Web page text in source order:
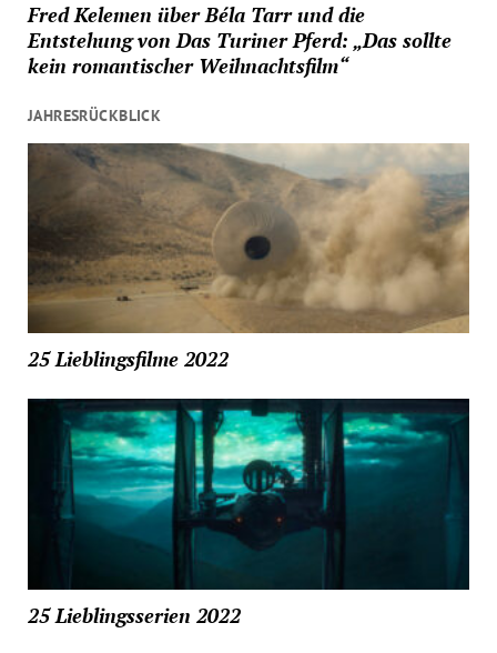
Fred Kelemen über Béla Tarr und die
Entstehung von Das Turiner Pferd: „Das sollte
kein romantischer Weihnachtsfilm“
JAHRESRÜCKBLICK
25 Lieblingsfilme 2022
25 Lieblingsserien 2022